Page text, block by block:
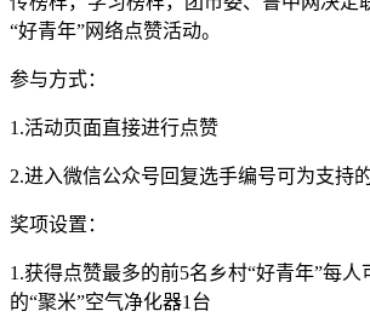
“好青年”网络点赞活动。
参与方式：
1.活动页面直接进行点赞
2.进入微信公众号回复选手编号可为支持
奖项设置：
1.获得点赞最多的前5名乡村“好青年”每人
的“聚米”空气净化器1台